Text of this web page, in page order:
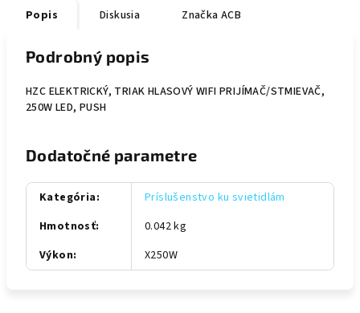
Popis Diskusia Značka ACB
Podrobný popis
HZC ELEKTRICKÝ, TRIAK HLASOVÝ WIFI PRIJÍMAČ/STMIEVAČ,
250W LED, PUSH
Dodatočné parametre
Kategória:
Príslušenstvo ku svietidlám
Hmotnosť:
0.042 kg
Výkon: X250W